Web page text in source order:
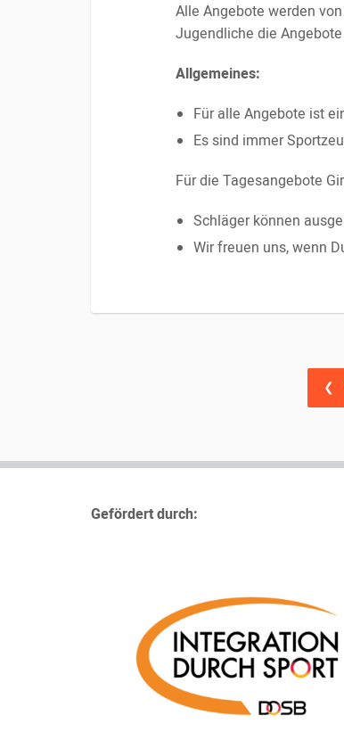
Alle Angebote werden
Jugendliche die
Allgemeines:
Für alle Angebote ist
Es sind immer
Für die Tagesangebote
Schläger können
Wir freuen uns, wenn
❮
Gefördert durch: